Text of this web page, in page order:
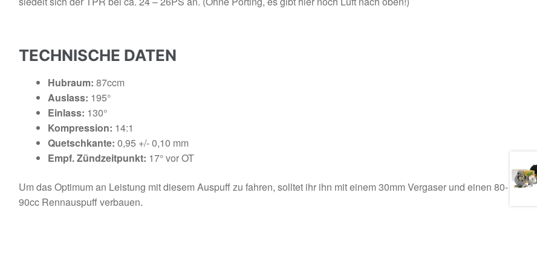
TECHNISCHE DATEN
Hubraum: 87ccm
Auslass: 195°
Einlass: 130°
Kompression: 14:1
Quetschkante: 0,95 +/- 0,10 mm
Empf. Zündzeitpunkt: 17° vor OT
Um das Optimum an Leistung mit diesem Auspuff zu fahren, solltet ihr ihn mit einem 30mm Vergaser und einen 80-
90cc Rennauspuff verbauen.